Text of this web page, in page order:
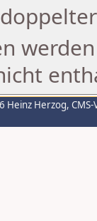
Heinz Herzog,